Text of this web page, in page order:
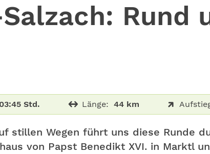
Rund
03:45 Std. Länge: 44 km
stillen Wegen führt uns diese Runde
von Papst Benedikt XVI. in Marktl